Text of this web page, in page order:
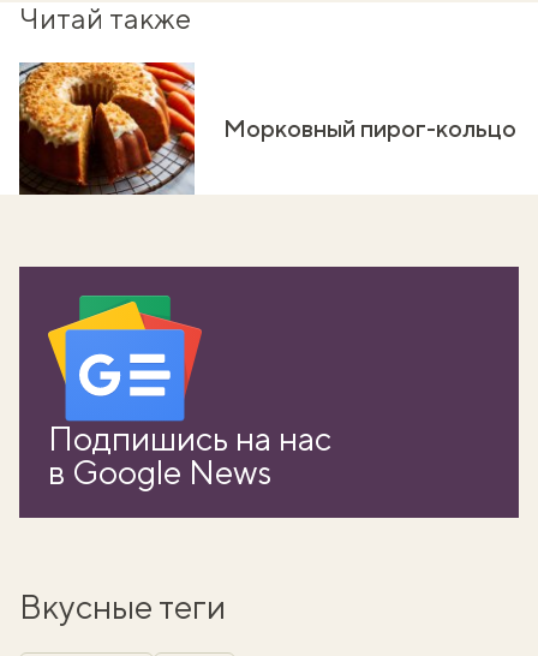
Читай также
Морковный пирог-кольцо
Подпишись на нас
в Google News
Вкусные теги